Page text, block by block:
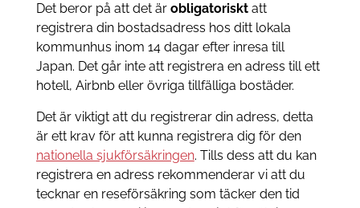
Det beror på att det är obligatorisktatt
registrera din bostadsadress hos ditt lokala
kommunhus inom 14 dagar efter inresa till
Japan. Det går inte att registrera en adress till ett
hotell, Airbnb eller övriga tillfälliga bostäder.
Det är viktigt att du registrerar din adress, detta
är ett krav för att kunna registrera dig för den
nationella sjukförsäkringen. Tills dess att du kan
registrera en adress rekommenderar vi att du
tecknar en reseförsäkring som täcker den tid